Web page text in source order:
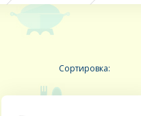
Сортировка: